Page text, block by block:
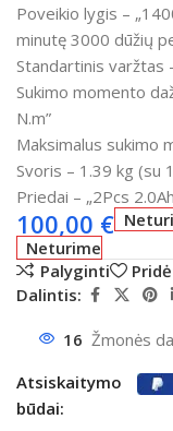
Poveikio lygis –
minutę 3000 dūžių
Standartinis varžtas
Sukimo momento
N.m”
Maksimalus sukimo
Svoris – 1.39 kg (su
Priedai – „2Pcs
100,00 €
Neturime
Palyginti
Dalintis:
16 Žmonės
Atsiskaitymo
būdai: